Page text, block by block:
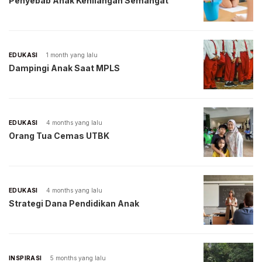
EDUKASI 1 month yang lalu
Dampingi Anak Saat MPLS
EDUKASI 4 months yang lalu
Orang Tua Cemas UTBK
EDUKASI 4 months yang lalu
Strategi Dana Pendidikan Anak
INSPIRASI 5 months yang lalu